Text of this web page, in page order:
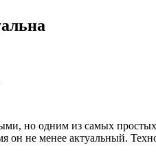
но одним из самых
он не менее актуальный.